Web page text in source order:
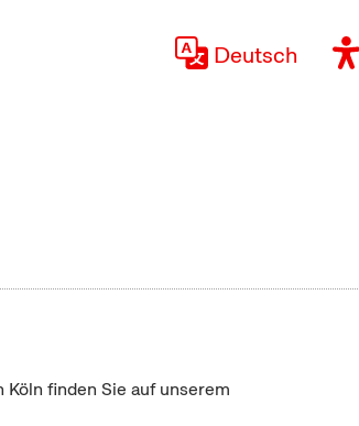
Deutsch
finden Sie auf unserem